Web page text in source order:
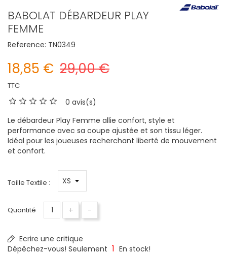
BABOLAT DÉBARDEUR PLAY
FEMME
Reference: TN0349
18,85 € 29,00 €
TTC
0 avis(s)
Le débardeur Play Femme allie confort, style et
performance avec sa coupe ajustée et son tissu léger.
Idéal pour les joueuses recherchant liberté de mouvement
et confort.
Taille Textile :
Quantité + -
Ecrire une critique
Dépêchez-vous! Seulement 1 En stock!